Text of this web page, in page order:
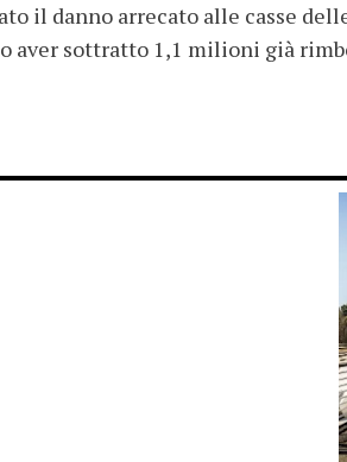
il danno arrecato alle casse
aver sottratto 1,1 milioni già